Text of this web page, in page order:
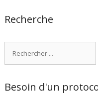
Recherche
Besoin d'un